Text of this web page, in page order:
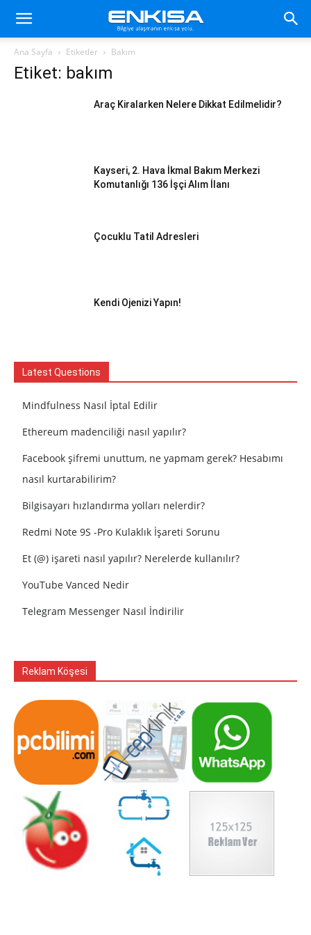
Ana Sayfa Etiketler Bakım
Etiket: bakım
Araç Kiralarken Nelere Dikkat Edilmelidir?
Kayseri, 2. Hava İkmal Bakım Merkezi
Komutanlığı 136 İşçi Alım İlanı
Çocuklu Tatil Adresleri
Kendi Ojenizi Yapın!
Latest Questions
Mindfulness Nasıl İptal Edilir
Ethereum madenciliği nasıl yapılır?
Facebook şifremi unuttum, ne yapmam gerek? Hesabımı
nasıl kurtarabilirim?
Bilgisayarı hızlandırma yolları nelerdir?
Redmi Note 9S -Pro Kulaklık İşareti Sorunu
Et (@) işareti nasıl yapılır? Nerelerde kullanılır?
YouTube Vanced Nedir
Telegram Messenger Nasıl İndirilir
Reklam Köşesi